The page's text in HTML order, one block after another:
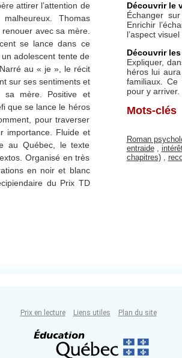
Découvrir le
Échanger
Enrichir
l’aspect
Découvrir
Expliquer,
héros lui
familiaux.
pour y arriver.
Mots-clés
Roman
entraide,
chapitres),
attirer l’attention de
Thomas
avec sa mère.
se lance dans ce
adolescent tente de
au « je », le récit
sur ses sentiments et
sa mère. Positive et
que se lance le héros
pour traverser
importance. Fluide et
au Québec, le texte
Organisé en très
en noir et blanc
du Prix TD
Prix en lecture Liens utiles Plan du site